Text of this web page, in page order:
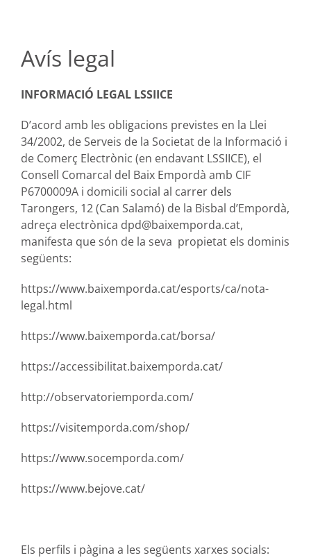
Avís legal
INFORMACIÓ LEGAL LSSIICE
D’acord amb les obligacions previstes en la Llei
34/2002, de Serveis de la Societat de la Informació i
de Comerç Electrònic (en endavant LSSIICE), el
Consell Comarcal del Baix Empordà amb CIF
P6700009A i domicili social al carrer dels
Tarongers, 12 (Can Salamó) de la Bisbal d’Empordà,
adreça electrònica dpd@baixemporda.cat,
manifesta que són de la seva propietat els dominis
següents:
https://www.baixemporda.cat/esports/ca/nota-
legal.html
https://www.baixemporda.cat/borsa/
https://accessibilitat.baixemporda.cat/
http://observatoriemporda.com/
https://visitemporda.com/shop/
https://www.socemporda.com/
https://www.bejove.cat/
Els perfils i pàgina a les següents xarxes socials: